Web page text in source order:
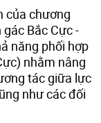
của chương
Bắc Cực -
năng phối hợp
nhằm nâng
tác giữa lực
như các đối